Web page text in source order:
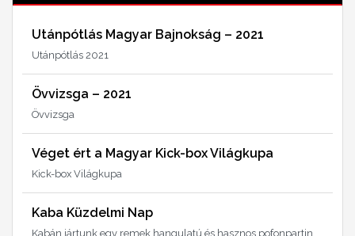
Utánpótlás Magyar Bajnokság – 2021
Utánpótlás 2021
Övvizsga – 2021
Övvizsga
Véget ért a Magyar Kick-box Világkupa
Kick-box Világkupa
Kaba Küzdelmi Nap
Kabán jártunk egy remek hangulatú és hasznos pofonpartin